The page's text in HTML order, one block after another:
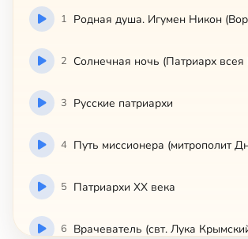
1 Родная душа. Игумен Никон
2
3 Русские патриархи
4
5 Патриархи ХХ века
6 Врачеватель (свт. Лука